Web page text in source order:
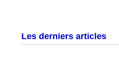
Les derniers articles